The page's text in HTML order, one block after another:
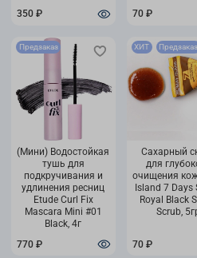
350 ₽
70 ₽
Предзаказ
(Мини) Водостойкая
тушь для
подкручивания и
удлинения ресниц
Etude Curl Fix
Mascara Mini #01
Black, 4г
770 ₽
ХИТ Предзаказ
Сахарный
для
очищения
Island 7 Days
Royal Black
Scrub,
70 ₽